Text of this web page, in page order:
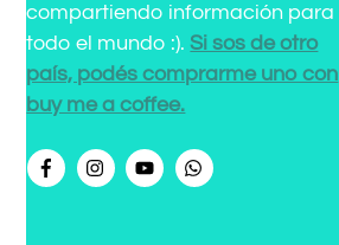
compartiendo información para
todo el mundo :).Si sos de otro
país, podés comprarme uno con
buy me a coffee.